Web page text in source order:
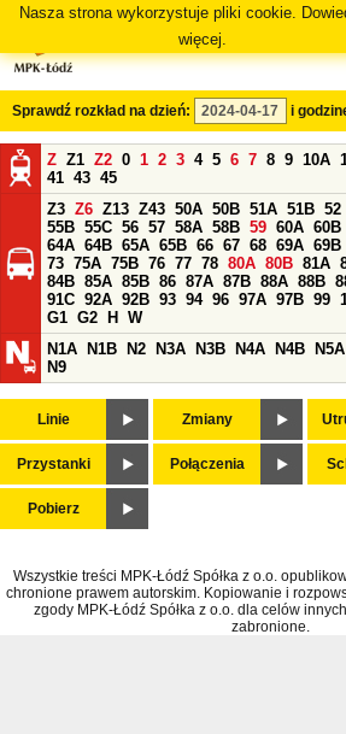
Nasza strona wykorzystuje pliki cookie.
więcej.
Sprawdź rozkład na dzień: i
Z Z1 Z2 0 1 2 3 4 5 6 7 8 9 10A
41 43 45
Z3 Z6 Z13 Z43 50A 50B 51A 51B 52
55B 55C 56 57 58A 58B 59 60A 60B
64A 64B 65A 65B 66 67 68 69A 69B
73 75A 75B 76 77 78 80A 80B 81A
84B 85A 85B 86 87A 87B 88A 88B
91C 92A 92B 93 94 96 97A 97B 99
G1 G2 H
W
N1A
N1B N2 N3A N3B N4A N4B N5A
N9
Linie Zmiany
Przystanki Połączenia
Pobierz
Wszystkie treści MPK-Łódź Spółka z o.o.
chronione prawem autorskim. Kopiowanie i
zgody MPK-Łódź Spółka z o.o. dla celów
zabronione.